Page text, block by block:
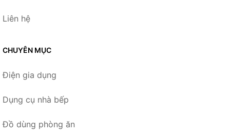
Liên hệ
CHUYÊN MỤC
Điện gia dụng
Dụng cụ nhà bếp
Đồ dùng phòng ăn